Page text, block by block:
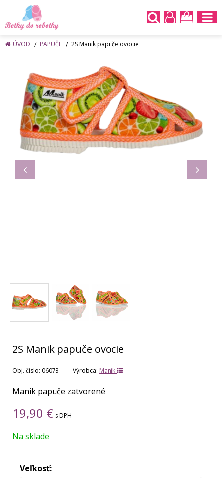
ÚVOD PAPUČE 2S Manik papuče ovocie
2S Manik papuče ovocie
Obj. čislo: 06073 Výrobca: Manik
Manik papuče zatvorené
19,90 € s DPH
Na sklade
Veľkosť: